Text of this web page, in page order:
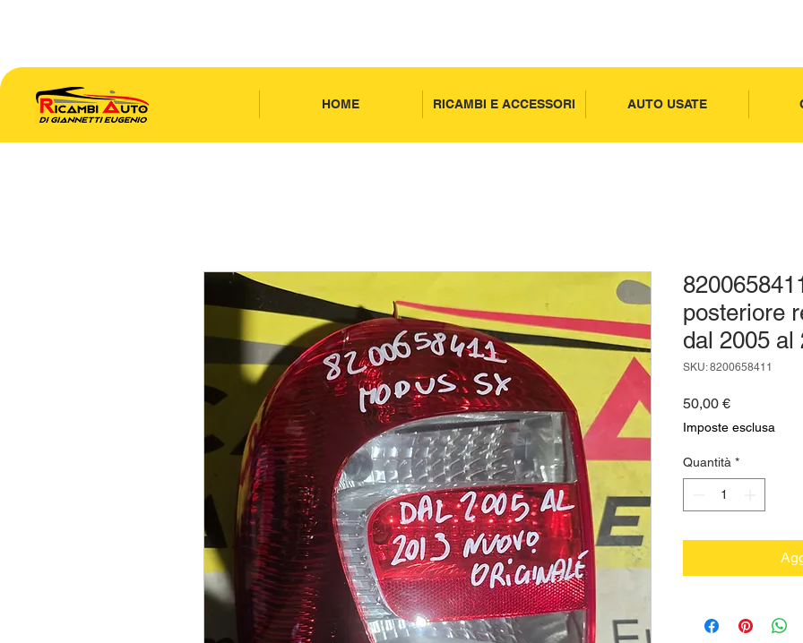
HOME RICAMBI E ACCESSORI AUTO USATE
posteriore
dal 2005 al
SKU: 8200658411
50,00 €Prezzo
Imposte esclusa
Quantità *